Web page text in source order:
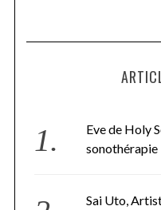
Eve de Holy
sonothérapie
Sai Uto,